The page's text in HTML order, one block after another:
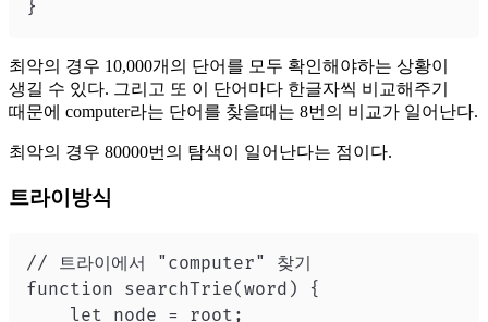
}
최악의 경우 10,000개의 단어를 모두 확인해야하는 상황이
생길 수 있다. 그리고 또 이 단어마다 한글자씩 비교해주기
때문에 computer라는 단어를 찾을때는 8번의 비교가 일어난다.
최악의 경우 80000번의 탐색이 일어난다는 점이다.
트라이방식